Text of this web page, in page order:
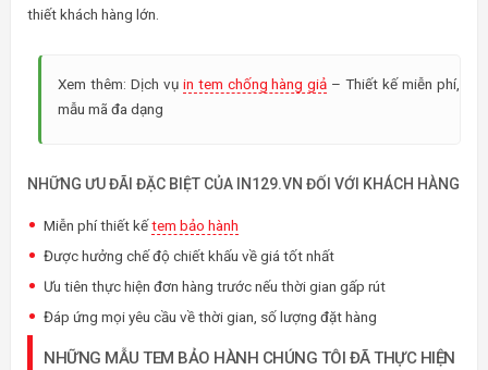
thiết khách hàng lớn.
Xem thêm: Dịch vụ in tem chống hàng giả – Thiết kế miễn phí,
mẫu mã đa dạng
NHỮNG ƯU ĐÃI ĐẶC BIỆT CỦA IN129.VN ĐỐI VỚI KHÁCH HÀNG
Miễn phí thiết kếtem bảo hành
Được hưởng chế độ chiết khấu về giá tốt nhất
Ưu tiên thực hiện đơn hàng trước nếu thời gian gấp rút
Đáp ứng mọi yêu cầu về thời gian, số lượng đặt hàng
NHỮNG MẪU TEM BẢO HÀNH CHÚNG TÔI ĐÃ THỰC HIỆN